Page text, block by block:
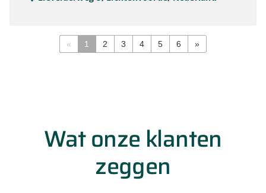
« 1 2 3 4 5 6 »
Wat onze klanten
zeggen